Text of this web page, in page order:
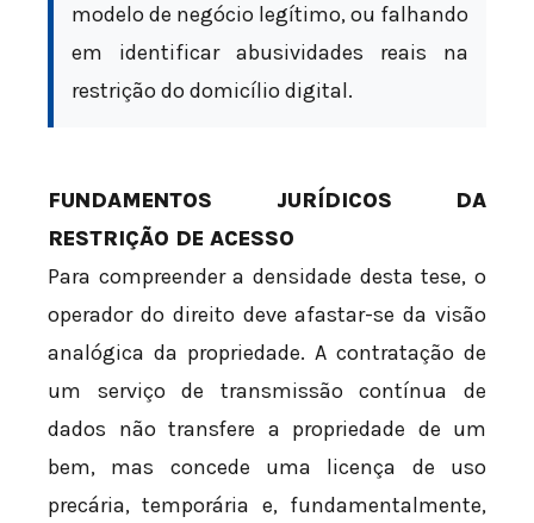
modelo de negócio legítimo, ou falhando
em identificar abusividades reais na
restrição do domicílio digital.
FUNDAMENTOS JURÍDICOS DA
RESTRIÇÃO DE ACESSO
Para compreender a densidade desta tese, o
operador do direito deve afastar-se da visão
analógica da propriedade. A contratação de
um serviço de transmissão contínua de
dados não transfere a propriedade de um
bem, mas concede uma licença de uso
precária, temporária e, fundamentalmente,